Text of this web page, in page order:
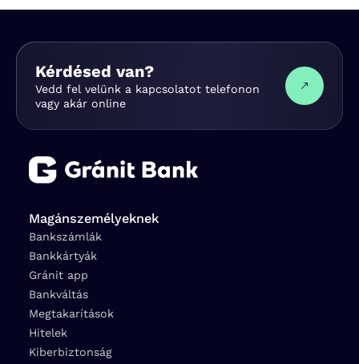
Kérdésed van?
Vedd fel velünk a kapcsolatot telefonon
vagy akár online
Magánszemélyeknek
Bankszámlák
Bankkártyák
Gránit app
Bankváltás
Megtakarítások
Hitelek
Kiberbiztonság